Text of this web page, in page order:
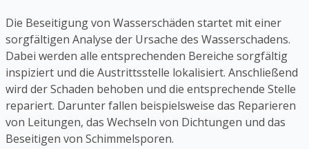
Die Beseitigung von Wasserschäden startet mit einer
sorgfältigen Analyse der Ursache des Wasserschadens.
Dabei werden alle entsprechenden Bereiche sorgfältig
inspiziert und die Austrittsstelle lokalisiert. Anschließend
wird der Schaden behoben und die entsprechende Stelle
repariert. Darunter fallen beispielsweise das Reparieren
von Leitungen, das Wechseln von Dichtungen und das
Beseitigen von Schimmelsporen.